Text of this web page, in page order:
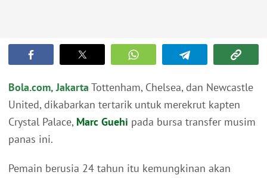
Bola.com, Jakarta Tottenham, Chelsea, dan Newcastle
United, dikabarkan tertarik untuk merekrut kapten
Crystal Palace, Marc Guehi pada bursa transfer musim
panas ini.
Pemain berusia 24 tahun itu kemungkinan akan